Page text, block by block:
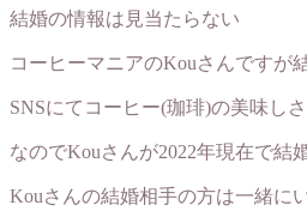
結婚の情報は見当たらない
コーヒーマニアのKouさんですが
SNSにてコーヒー(珈琲)の美味し
なのでKouさんが2022年現在で結
Kouさんの結婚相手の方は一緒に